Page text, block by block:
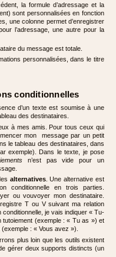
la formule d’adressage et la
sont personnalisées en fonction
une colonne permet d’enregistrer
l’adressage, une autre pour la
du message est totale.
personnalisées, dans le titre
conditionnelles
d’un texte est soumise à une
des destinataires.
à mes amis. Pour tous ceux qui
mon message par un petit
le tableau des destinataires, dans
exemple). Dans le texte, je pose
n’est pas vide pour un
alternatives. Une alternative est
conditionnelle en trois parties.
ou vouvoyer mon destinataire.
T ou V suivant ma relation
je vais indiquer « Tu-
tutoiement (exemple : « Tu as ») et
: « Vous avez »).
plus loin que les outils existent
gérer deux supports distincts (un